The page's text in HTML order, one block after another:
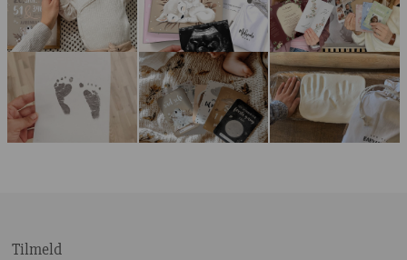
Tilmeld